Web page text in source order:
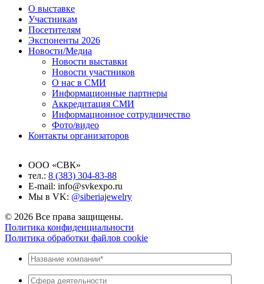
О выставке
Участникам
Посетителям
Экспоненты 2026
Новости/Медиа
Новости выставки
Новости участников
О нас в СМИ
Информационные партнеры
Аккредитация СМИ
Информационное сотрудничество
Фото/видео
Контакты организаторов
ООО «СВК»
тел.: 8 (383) 304-83-88
E-mail: info@svkexpo.ru
Мы в VK: @siberiajewelry
© 2026 Все права защищены.
Политика конфиденциальности
Политика обработки файлов cookie